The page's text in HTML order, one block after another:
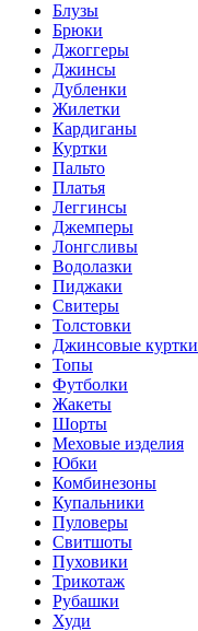
Блузы
Брюки
Джоггеры
Джинсы
Дубленки
Жилетки
Кардиганы
Куртки
Пальто
Платья
Леггинсы
Джемперы
Лонгсливы
Водолазки
Пиджаки
Свитеры
Толстовки
Джинсовые куртки
Топы
Футболки
Жакеты
Шорты
Меховые изделия
Юбки
Комбинезоны
Купальники
Пуловеры
Свитшоты
Пуховики
Трикотаж
Рубашки
Худи